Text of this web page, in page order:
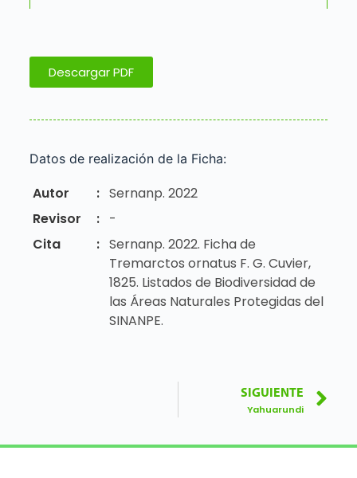
Descargar PDF
Datos de realización de la Ficha:
Autor : Sernanp. 2022
Revisor
: -
Cita
: Sernanp. 2022. Ficha de
Tremarctos ornatus F. G. Cuvier,
1825. Listados de Biodiversidad de
las Áreas Naturales Protegidas del
SINANPE.
SIGUIENTE
Yahuarundi